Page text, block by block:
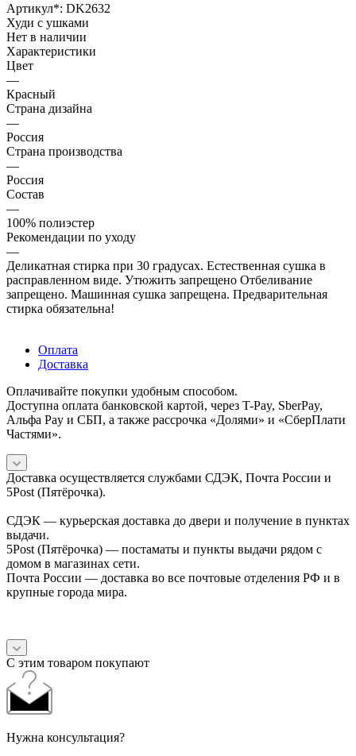
Артикул*: DK2632
Худи с ушками
Нет в наличии
Характеристики
Цвет
—
Красный
Страна дизайна
—
Россия
Страна производства
—
Россия
Состав
—
100% полиэстер
Рекомендации по уходу
—
Деликатная стирка при 30 градусах. Естественная сушка в
расправленном виде. Утюжить запрещено Отбеливание
запрещено. Машинная сушка запрещена. Предварительная
стирка обязательна!
Оплата
Доставка
Оплачивайте покупки удобным способом.
Доступна оплата банковской картой, через T-Pay, SberPay,
Альфа Pay и СБП, а также рассрочка «Долями» и «СберПлати
Частями».
Доставка осуществляется службами СДЭК, Почта России и
5Post (Пятёрочка).
СДЭК — курьерская доставка до двери и получение в пунктах
выдачи.
5Post (Пятёрочка) — постаматы и пункты выдачи рядом с
домом в магазинах сети.
Почта России — доставка во все почтовые отделения РФ и в
крупные города мира.
С этим товаром покупают
Нужна консультация?